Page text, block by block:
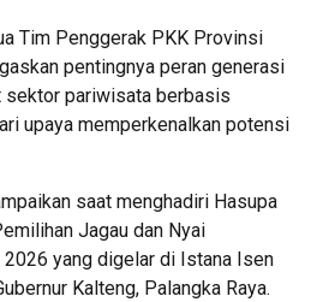
Tim Penggerak PKK Provinsi
pentingnya peran generasi
sektor pariwisata berbasis
upaya memperkenalkan potensi
saat menghadiri Hasupa
Jagau dan Nyai
2026 yang digelar di Istana Isen
Kalteng, Palangka Raya.